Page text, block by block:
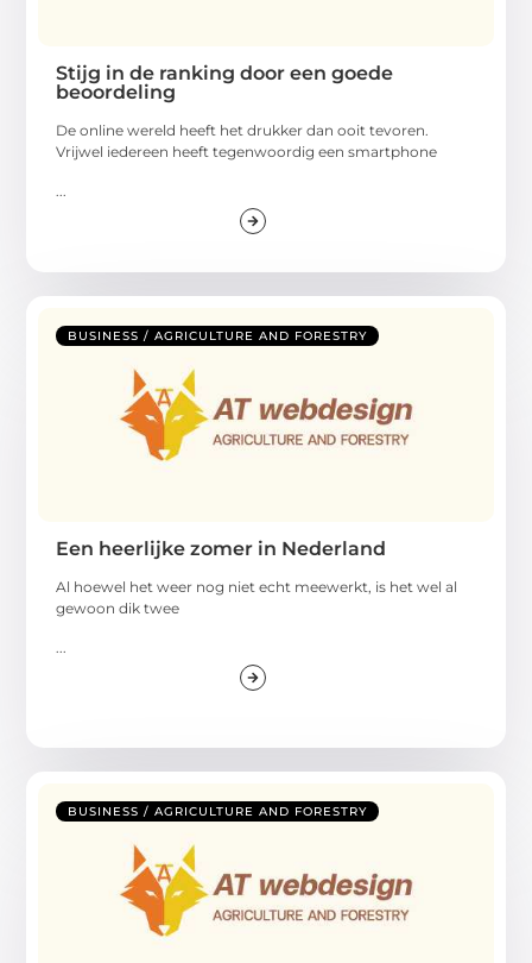
Stijg in de ranking door een goede
beoordeling
De online wereld heeft het drukker dan ooit tevoren.
Vrijwel iedereen heeft tegenwoordig een smartphone
BUSINESS / AGRICULTURE AND FORESTRY
Een heerlijke zomer in Nederland
Al hoewel het weer nog niet echt meewerkt, is het wel al
gewoon dik twee
BUSINESS / AGRICULTURE AND FORESTRY